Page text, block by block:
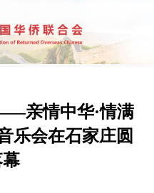
亲情中华·情满
乐会在石家庄圆